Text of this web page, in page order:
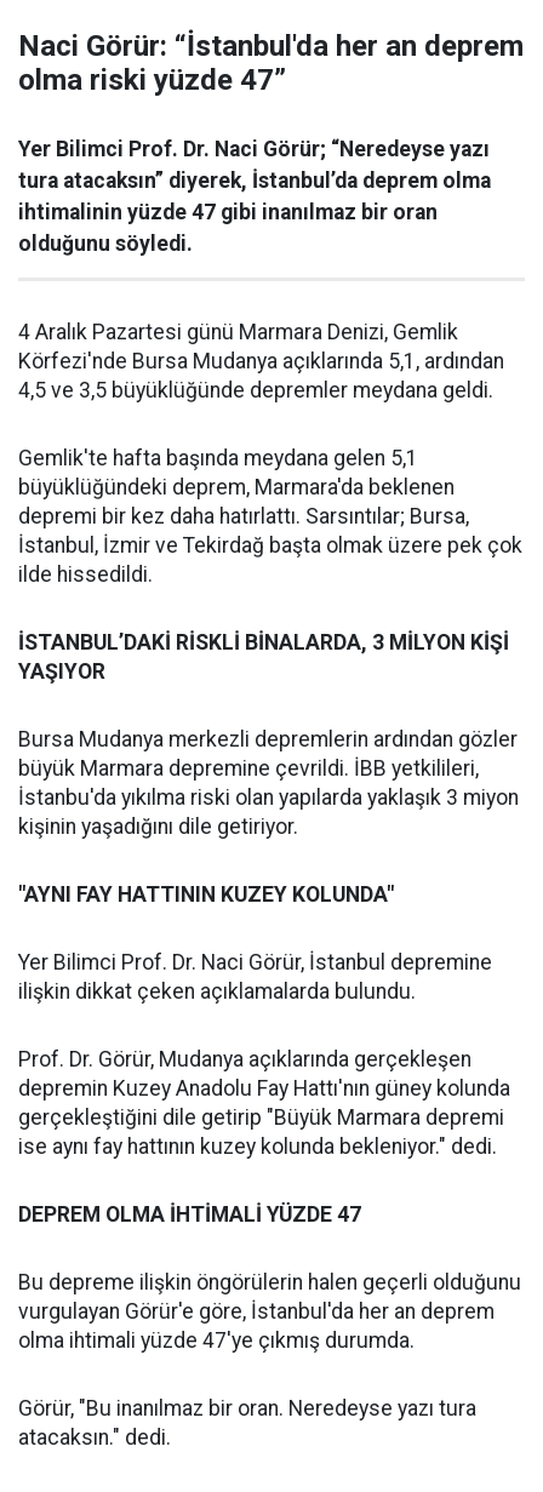
Naci Görür: “İstanbul'da her an deprem
olma riski yüzde 47”
Yer Bilimci Prof. Dr. Naci Görür; “Neredeyse yazı
tura atacaksın” diyerek, İstanbul’da deprem olma
ihtimalinin yüzde 47 gibi inanılmaz bir oran
olduğunu söyledi.
4 Aralık Pazartesi günü Marmara Denizi, Gemlik
Körfezi'nde Bursa Mudanya açıklarında 5,1, ardından
4,5 ve 3,5 büyüklüğünde depremler meydana geldi.
Gemlik'te hafta başında meydana gelen 5,1
büyüklüğündeki deprem, Marmara'da beklenen
depremi bir kez daha hatırlattı. Sarsıntılar; Bursa,
İstanbul, İzmir ve Tekirdağ başta olmak üzere pek çok
ilde hissedildi.
İSTANBUL’DAKİ RİSKLİ BİNALARDA, 3 MİLYON KİŞİ
YAŞIYOR
Bursa Mudanya merkezli depremlerin ardından gözler
büyük Marmara depremine çevrildi. İBB yetkilileri,
İstanbu'da yıkılma riski olan yapılarda yaklaşık 3 miyon
kişinin yaşadığını dile getiriyor.
"AYNI FAY HATTININ KUZEY KOLUNDA"
Yer Bilimci Prof. Dr. Naci Görür, İstanbul depremine
ilişkin dikkat çeken açıklamalarda bulundu.
Prof. Dr. Görür, Mudanya açıklarında gerçekleşen
depremin Kuzey Anadolu Fay Hattı'nın güney kolunda
gerçekleştiğini dile getirip "Büyük Marmara depremi
ise aynı fay hattının kuzey kolunda bekleniyor." dedi.
DEPREM OLMA İHTİMALİ YÜZDE 47
Bu depreme ilişkin öngörülerin halen geçerli olduğunu
vurgulayan Görür'e göre, İstanbul'da her an deprem
olma ihtimali yüzde 47'ye çıkmış durumda.
Görür, "Bu inanılmaz bir oran. Neredeyse yazı tura
atacaksın." dedi.